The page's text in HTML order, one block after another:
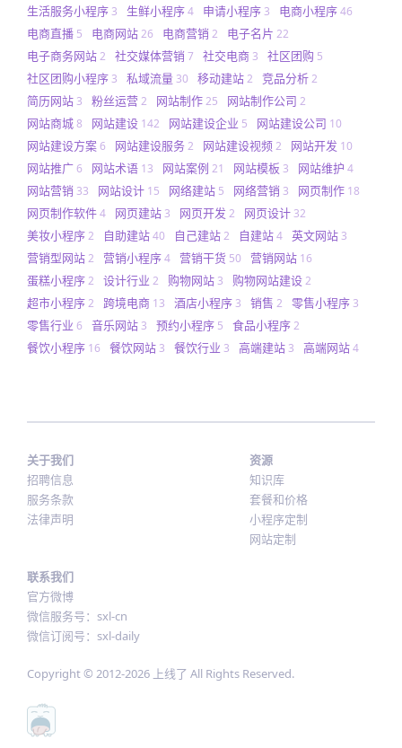
生活服务小程序 3 生鲜小程序4 申请小程序 3 电商小程序46
电商直播 5 电商网站26 电商营销 2 电子名片 22
电子商务网站2 社交媒体营销 7 社交电商 3 社区团购 5
社区团购小程序 3 私域流量 30 移动建站2 竞品分析2
简历网站 3 粉丝运营2 网站制作25 网站制作公司 2
网站商城8 网站建设 142 网站建设企业 5 网站建设公司 10
网站建设方案6 网站建设服务2 网站建设视频2 网站开发 10
网站推广6 网站术语 13 网站案例 21 网站模板 3 网站维护 4
网站营销 33 网站设计 15 网络建站 5 网络营销 3 网页制作 18
网页制作软件4 网页建站 3 网页开发 2 网页设计 32
美妆小程序2 自助建站40 自己建站2 自建站4 英文网站 3
营销型网站2 营销小程序4 营销干货 50 营销网站 16
蛋糕小程序2 设计行业 2 购物网站 3 购物网站建设2
超市小程序2 跨境电商 13 酒店小程序 3 销售 2 零售小程序 3
零售行业 6 音乐网站 3 预约小程序 5 食品小程序2
餐饮小程序 16 餐饮网站 3 餐饮行业 3 高端建站 3 高端网站4
关于我们
招聘信息
服务条款
法律声明
资源
知识库
套餐和价格
小程序定制
网站定制
联系我们
官方微博
微信服务号：sxl-cn
微信订阅号：sxl-daily
Copyright © 2012-2026 上线了 All Rights Reserved.